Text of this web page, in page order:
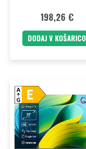
198,26 €
DODAJ V KOŠARICO